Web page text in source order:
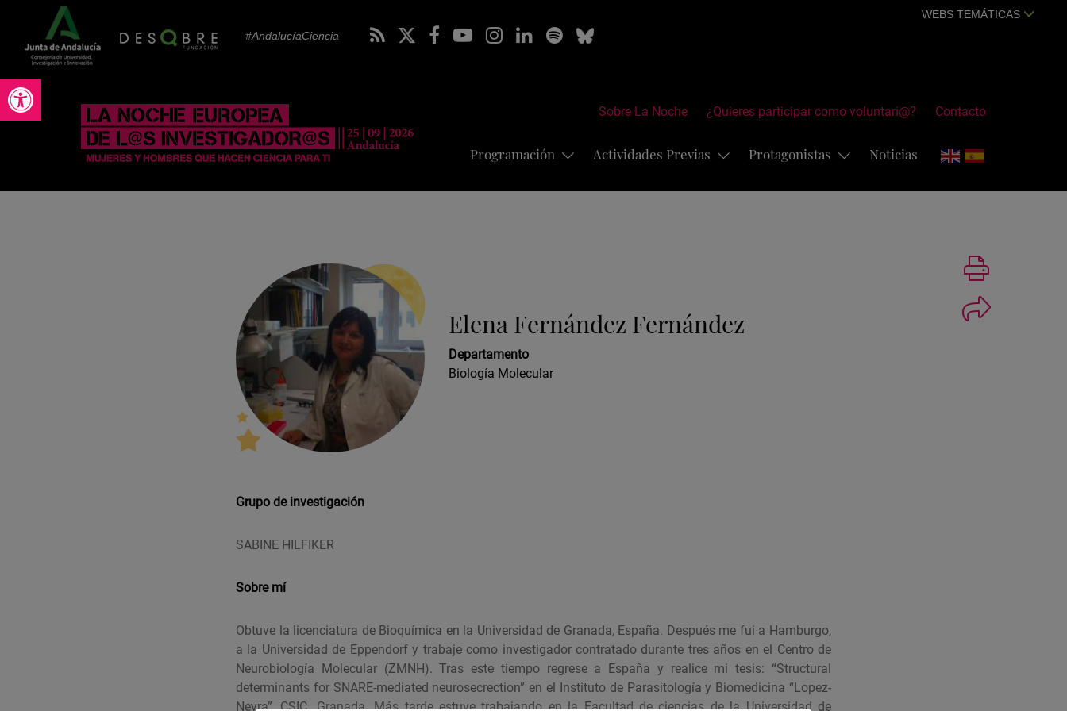
Abrir barra de herramientas
#AndalucíaCiencia
WEBS TEMÁTICAS
Sobre La Noche ¿Quieres participar como voluntari@? Contacto
Programación Actividades Previas Protagonistas Noticias
Elena Fernández Fernández
Departamento
Biología Molecular
Grupo de investigación
SABINE HILFIKER
Sobre mí
Obtuve la licenciatura de Bioquímica en la Universidad de Granada, España. Después me fui a Hamburgo,
a la Universidad de Eppendorf y trabaje como investigador contratado durante tres años en el Centro de
Neurobiología Molecular (ZMNH). Tras este tiempo regrese a España y realice mi tesis: “Structural
determinants for SNARE-mediated neurosecrection” en el Instituto de Parasitología y Biomedicina “Lopez-
Neyra”, CSIC. Granada. Más tarde estuve trabajando en la Facultad de ciencias de la Universidad de